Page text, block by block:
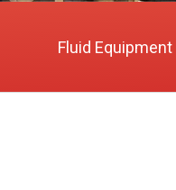
Fluid Equipment